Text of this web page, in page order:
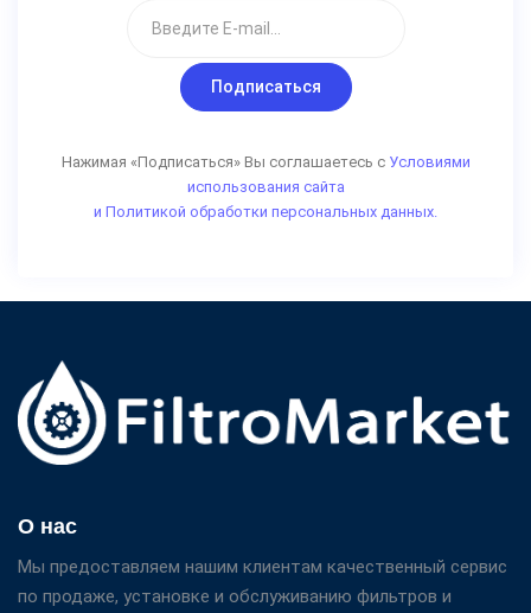
Подписаться
Нажимая «Подписаться» Вы соглашаетесь с Условиями
использования сайта
и Политикой обработки персональных данных.
О нас
Мы предоставляем нашим клиентам качественный сервис
по продаже, установке и обслуживанию фильтров и